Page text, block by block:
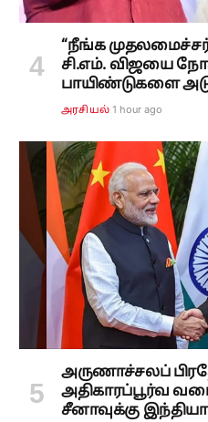
“நீங்க
சி.எம். விஜயை
பாயிண்டுகளை
அரசியல் 1 hour ago
அருணாச்சலப்
அதிகாரப்பூர்வ
சீனாவுக்கு